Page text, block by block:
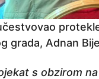
grada, Adnan
s obzirom